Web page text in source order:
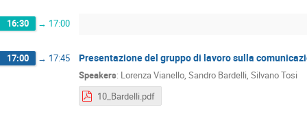
16:30 → 17:00
17:00 → 17:45 Presentazione del gruppo di lavoro sulla
Speakers: Lorenza Vianello, Sandro Bardelli, Silvano Tosi
10_Bardelli.pdf